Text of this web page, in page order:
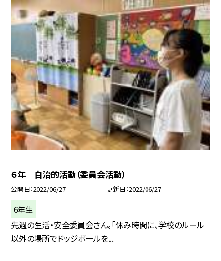
６年 自治的活動（委員会活動）
公開日 2022/06/27 更新日 2022/06/27
6年生
先週の生活・安全委員会さん。「休み時間に、学校のルール
以外の場所でドッジボールを...